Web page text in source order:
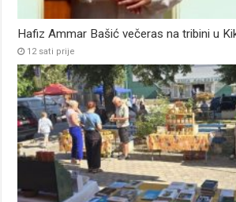
Hafiz Ammar Bašić večeras na tribini u
12 sati prije